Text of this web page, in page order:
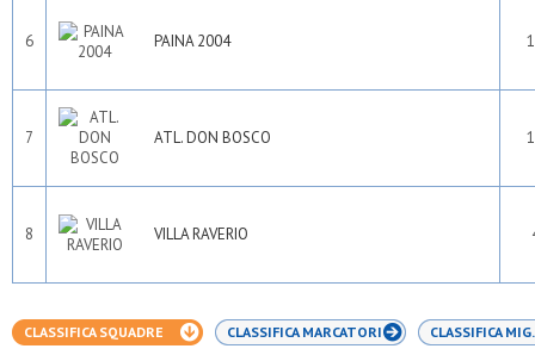
6 PAINA 2004
7 ATL. DON BOSCO
8 VILLA RAVERIO
CLASSIFICA SQUADRE CLASSIFICA MARCATORI CLASSIFICA